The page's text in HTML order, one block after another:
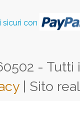
sicuri con
-
| Sito